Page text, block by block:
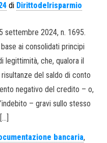
di Dirittodelrisparmio
settembre 2024, n. 1695.
ai consolidati principi
legittimità, che, qualora il
del saldo di conto
negativo del credito – o,
– gravi sullo stesso
bancaria,